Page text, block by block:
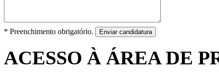
* Preenchimento obrigatório. Enviar candidatura
ACESSO À ÁREA DE